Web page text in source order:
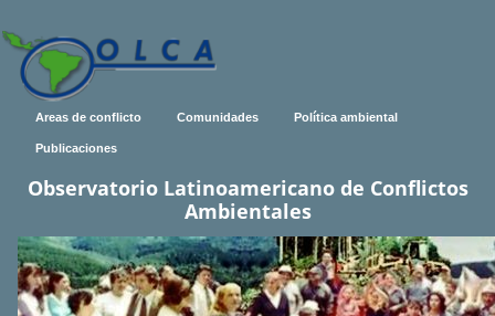
Areas de conflicto Comunidades Política ambiental
Publicaciones
Observatorio Latinoamericano de Conflictos
Ambientales